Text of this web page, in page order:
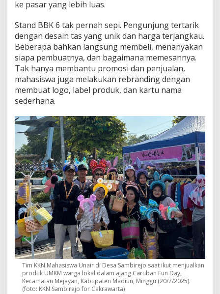
ke pasar yang lebih luas.
Stand BBK 6 tak pernah sepi. Pengunjung tertarik
dengan desain tas yang unik dan harga terjangkau.
Beberapa bahkan langsung membeli, menanyakan
siapa pembuatnya, dan bagaimana memesannya.
Tak hanya membantu promosi dan penjualan,
mahasiswa juga melakukan rebranding dengan
membuat logo, label produk, dan kartu nama
sederhana.
Tim KKN Mahasiswa Unair di Desa Sambirejo saat ikut menjualkan
produk UMKM warga lokal dalam ajang Caruban Fun Day,
Kecamatan Mejayan, Kabupaten Madiun, Minggu (20/7/2025).
(foto: KKN Sambirejo for Cakrawarta)